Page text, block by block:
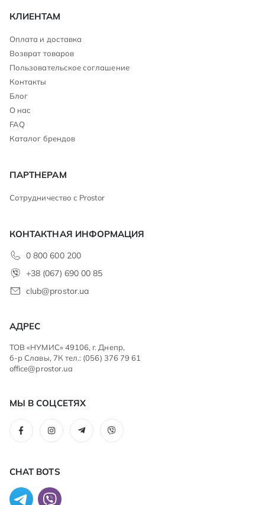
КЛИЕНТАМ
Оплата и доставка
Возврат товаров
Пользовательское соглашение
Контакты
Блог
О нас
FAQ
Каталог брендов
ПАРТНЕРАМ
Сотрудничество с Prostor
КОНТАКТНАЯ ИНФОРМАЦИЯ
0 800 600 200
+38 (067) 690 00 85
club@prostor.ua
АДРЕС
ТОВ «НУМИС» 49106, г. Днепр,
б-р Славы, 7К тел.: (056) 376 79 61
office@prostor.ua
МЫ В СОЦСЕТЯХ
CHAT BOTS